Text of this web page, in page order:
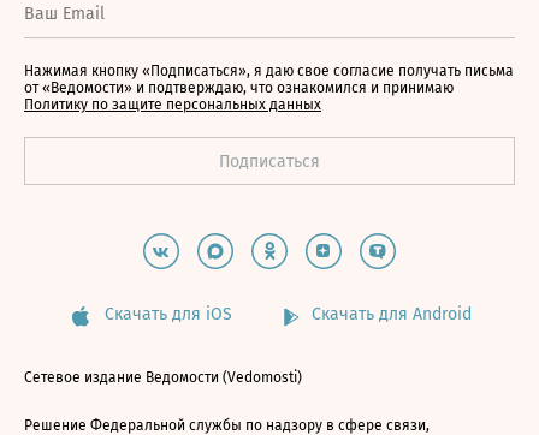
Нажимая кнопку «Подписаться», я даю свое согласие получать письма
от «Ведомости» и подтверждаю, что ознакомился и принимаю
Политику по защите персональных данных
Скачать для iOS Скачать для Android
Сетевое издание Ведомости (Vedomosti)
Решение Федеральной службы по надзору в сфере связи,